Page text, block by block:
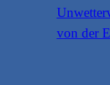
von der